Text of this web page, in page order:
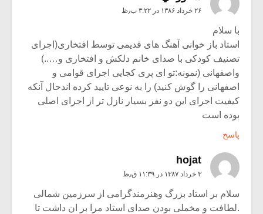
۲۶ خرداد ۱۳۸۶ در ۳:۲۲ ب٫ظ
با سلام
استاد باز خوانی آهنگ های قدیمی توسط افتخاری(اجرای
تصنیف کودکی با صدای خانم دلکش و افتخاری و…..)
واصفهانی (نمونه:تو ای پری کجایی اجرای قوامی و
اصفهانی را گوش کنید) را به نوعی تایید کرده اندحال آنکه
کیفیت اجرای این دو نفر بسیار نازل تر از اجرای اصلی
بوده است
پاسخ
hojat
۳ خرداد ۱۳۸۷ در ۱۱:۳۹ ق٫ظ
سلام بر استاد بزرگ وهنرمندگرامی از سرزمین شمالی
.لطافت و مخملی بودن صدای استاد مرا بر ان داشت تا